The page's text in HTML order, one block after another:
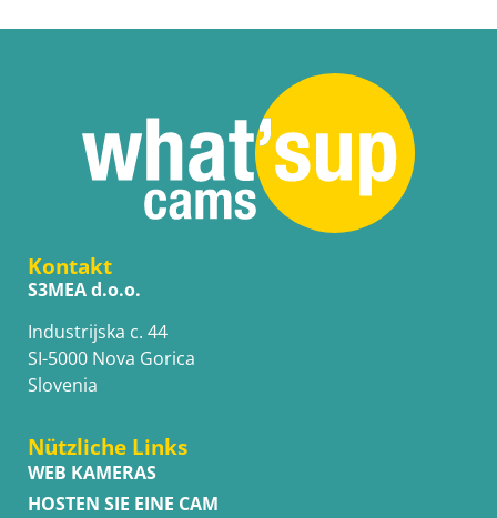
Kontakt
S3MEA d.o.o.
Industrijska c. 44
SI-5000 Nova Gorica
Slovenia
Nützliche Links
WEB KAMERAS
HOSTEN SIE EINE CAM